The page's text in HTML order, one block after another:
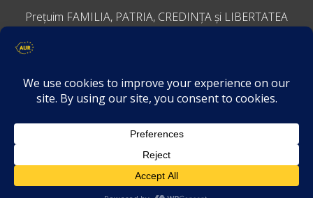
Prețuim FAMILIA, PATRIA, CREDINȚA și LIBERTATEA
VINO ALĂTURI DE NOI
Descarcă aplicația Platforma AUR
Termeni și condiții de confidențialitate
GDPR